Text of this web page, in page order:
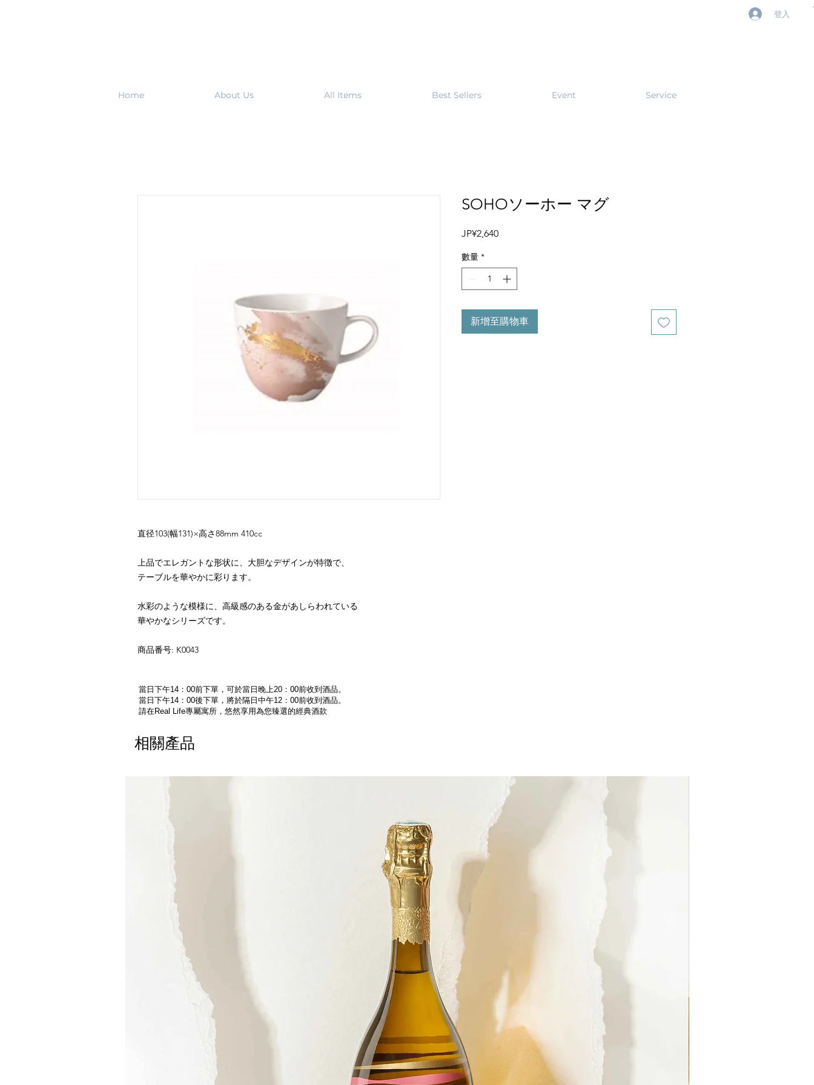
登入
Home About Us All Items Best Sellers Event Service
直径103(幅131)×高さ88mm 410cc
上品でエレガントな形状に、大胆なデザインが特徴で、
テーブルを華やかに彩ります。
水彩のような模様に、高級感のある金があしらわれている
華やかなシリーズです。
商品番号: K0043
SOHOソーホー マグ
JP¥2,640價
數量 *
新增至購物車
當日下午14：00前下單，可於當日晚上20：00前收到酒品。
當日下午14：00後下單，將於隔日中午12：00前收到酒品。
請在Real Life專屬寓所，悠然享用為您臻選的經典酒款
相關產品